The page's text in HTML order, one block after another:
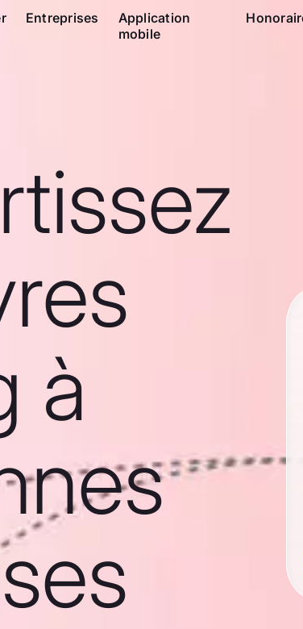
Entreprises
Application
mobile
à